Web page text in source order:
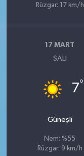
Rüzgar: 17 km/h
17 MART
SALI
7°
Güneşli
Nem: %55
Rüzgar: 9 km/h